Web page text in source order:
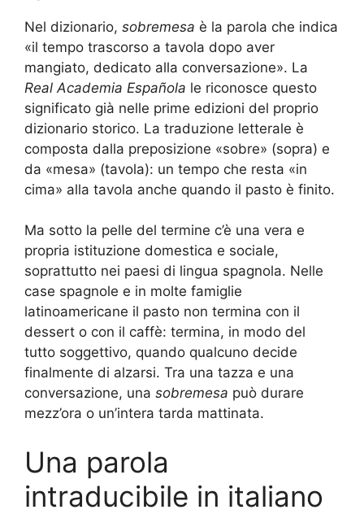
Nel dizionario, sobremesa è la parola che indica
«il tempo trascorso a tavola dopo aver
mangiato, dedicato alla conversazione». La
Real Academia Española le riconosce questo
significato già nelle prime edizioni del proprio
dizionario storico. La traduzione letterale è
composta dalla preposizione «sobre» (sopra) e
da «mesa» (tavola): un tempo che resta «in
cima» alla tavola anche quando il pasto è finito.
Ma sotto la pelle del termine c’è una vera e
propria istituzione domestica e sociale,
soprattutto nei paesi di lingua spagnola. Nelle
case spagnole e in molte famiglie
latinoamericane il pasto non termina con il
dessert o con il caffè: termina, in modo del
tutto soggettivo, quando qualcuno decide
finalmente di alzarsi. Tra una tazza e una
conversazione, una sobremesa può durare
mezz’ora o un’intera tarda mattinata.
Una parola
intraducibile in italiano